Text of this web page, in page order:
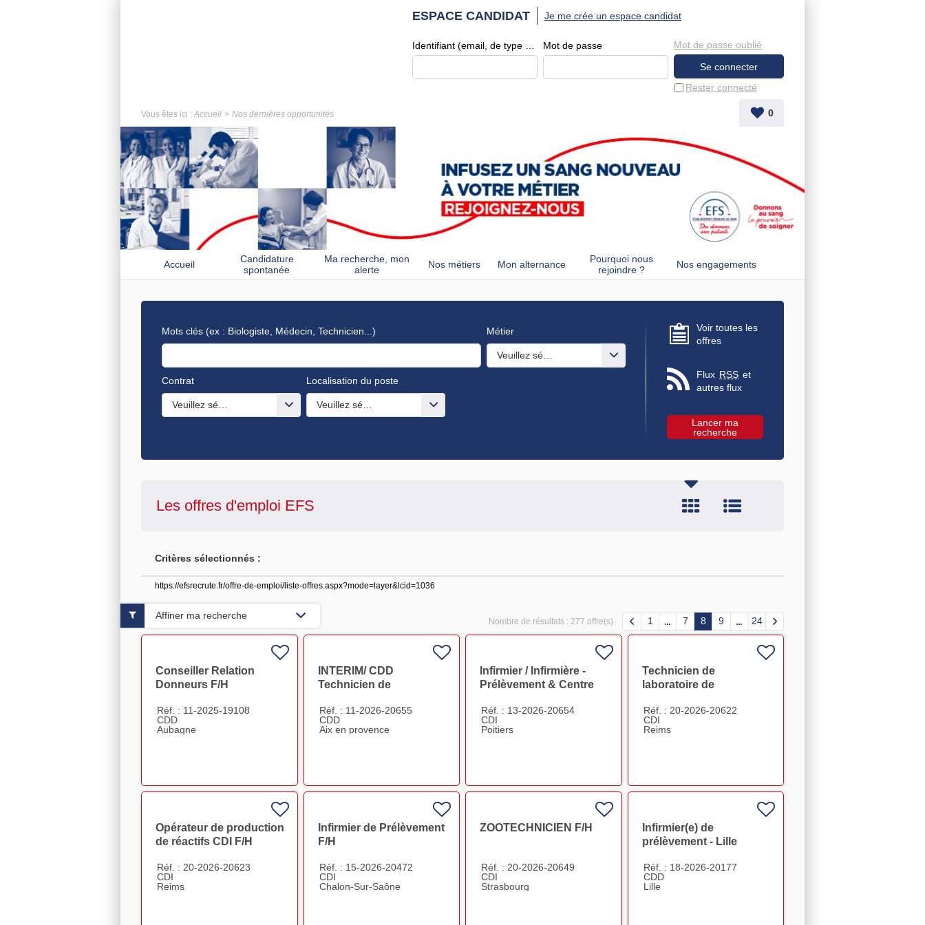
ESPACE CANDIDAT
Mot de passe
Rester connecté
Mot de passe oublié
Je me crée un espace candidat
Vous êtes ici : Accueil Nos dernières opportunités 0
Accueil
Candidature
spontanée
Ma recherche, mon
alerte
Nos métiers Mon alternance
Pourquoi nous
rejoindre ?
Nos engagements
Mots clés (ex : Biologiste, Médecin, Technicien...) Métier
Veuillez sélectionner une ou des valeurs
Contrat
Veuillez sélectionner une ou des valeurs
Localisation du poste
Veuillez sélectionner une ou des valeurs
Voir toutes les
offres
Flux RSS et
autres flux
Les offres d'emploi EFS
Critères sélectionnés :
https://efsrecrute.fr/offre-de-emploi/liste-offres.aspx?mode=layer&lcid=1036
Nombre de résultats : 277 offre(s) 1 7 8 9 24
Conseiller Relation
Donneurs F/H
Réf. : 11-2025-19108
CDD
Aubagne
INTERIM/ CDD
Technicien de
Aix en Provence F/H
Réf. : 11-2026-20655
CDD
Aix en provence
Infirmier / Infirmière -
Prélèvement & Centre
Réf. : 13-2026-20654
CDI
Poitiers
Technicien de
laboratoire de
CDI F/H
Réf. : 20-2026-20622
CDI
Reims
Opérateur de production
de réactifs CDI F/H
Réf. : 20-2026-20623
CDI
Reims
Infirmier de Prélèvement
F/H
Réf. : 15-2026-20472
CDI
Chalon-Sur-Saône
ZOOTECHNICIEN F/H
Réf. : 20-2026-20649
CDI
Strasbourg
Infirmier(e) de
prélèvement - Lille
Réf. : 18-2026-20177
CDD
Lille
Affiner ma recherche